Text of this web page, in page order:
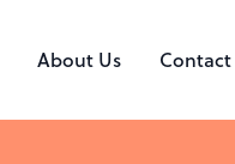
About Us Contact